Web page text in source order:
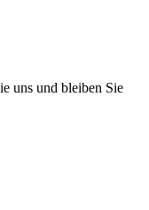
uns und bleiben Sie